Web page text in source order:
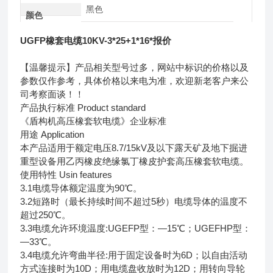
颜色
黑色
UGFP橡套电缆10KV-3*25+1*16*报价
【温馨提示】产品相关型号过多，网站中标识的价格以及
参数仅作参考，具体价格以来电为准，欢迎新老客户来公
司考察面谈！！
产品执行标准 Product standard
《盾构机高压橡套软电缆》企业标准
用途 Application
本产品适用于额定电压8.7/15kV及以下露天矿及地下掘进
重型设备用乙丙橡皮绝缘氯丁橡皮护套高压橡套软电缆。
使用特性 Usin features
3.1电缆导体额定温度为90℃。
3.2短路时（最长持续时间不超过5秒）电缆导体的温度不
超过250℃。
3.3电缆允许环境温度:UGEFP型：—15℃；UGEFHP型：
—33℃。
3.4电缆允许弯曲半径:用于固定设备时为6D；以自由活动
方式连接时为10D；用电缆盘收放时为12D；用转向导轮